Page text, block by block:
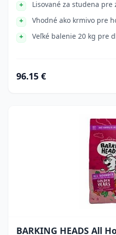
Lisované za studena pre
Vhodné ako krmivo pre
Veľké balenie 20 kg pre
96.15 €
BARKING HEADS All